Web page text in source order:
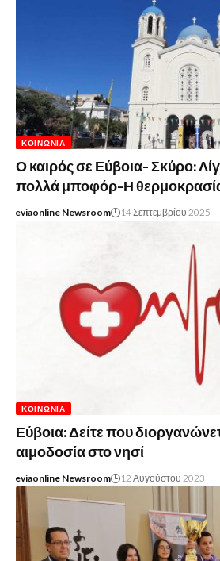
ΚΟΙΝΩΝΊΑ
Ο καιρός σε Εύβοια- Σκύρο:
πολλά μποφόρ-Η
eviaonline Newsroom 14 Σεπτεμβρίου 2025
ΚΟΙΝΩΝΊΑ
Εύβοια: Δείτε που
αιμοδοσία στο νησί
eviaonline Newsroom 12 Αυγούστου 2023